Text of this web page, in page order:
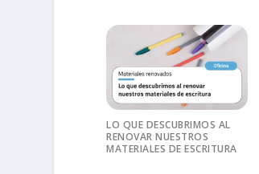
LO QUE DESCUBRIMOS AL
RENOVAR NUESTROS
MATERIALES DE ESCRITURA